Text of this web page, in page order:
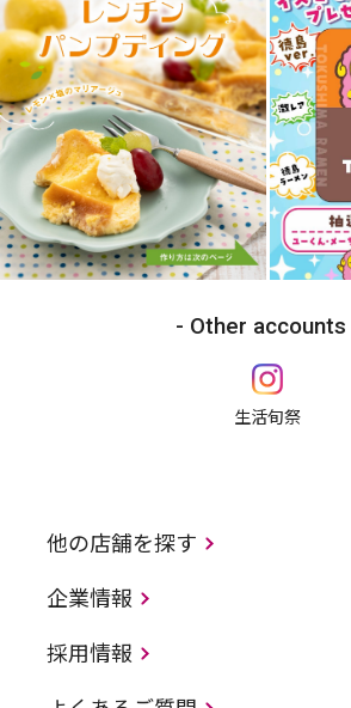
Other accounts
生活旬祭
他の店舗を探す
企業情報
採用情報